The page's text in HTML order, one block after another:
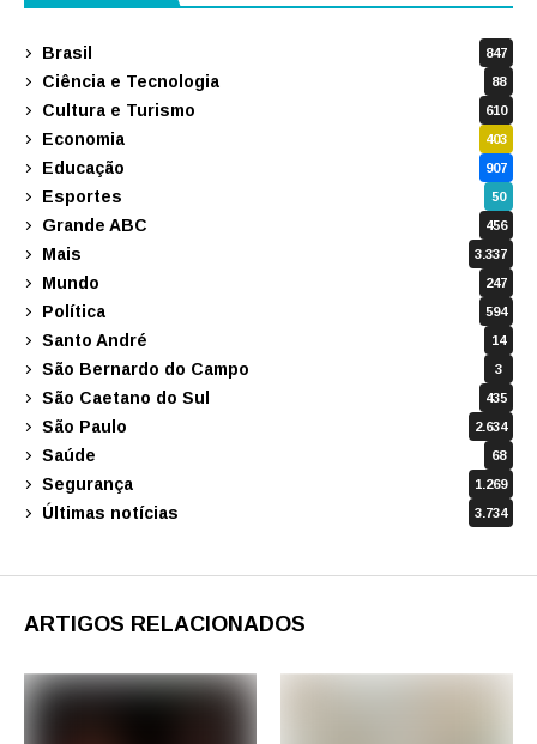
Brasil 847
Ciência e Tecnologia 88
Cultura e Turismo 610
Economia 403
Educação 907
Esportes 50
Grande ABC 456
Mais 3.337
Mundo 247
Política 594
Santo André 14
São Bernardo do Campo 3
São Caetano do Sul 435
São Paulo 2.634
Saúde 68
Segurança 1.269
Últimas notícias 3.734
ARTIGOS RELACIONADOS